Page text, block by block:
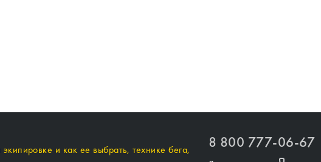
и как ее выбрать, технике бега,
8 800 777-06-67